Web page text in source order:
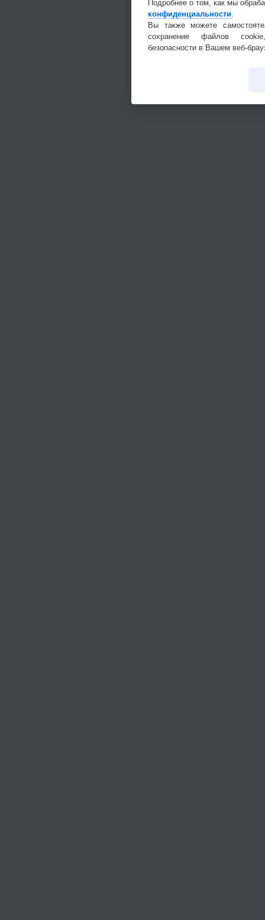
Подробнее о том, как мы
конфиденциальности.
Вы также можете
сохранение файлов
безопасности в Вашем веб-